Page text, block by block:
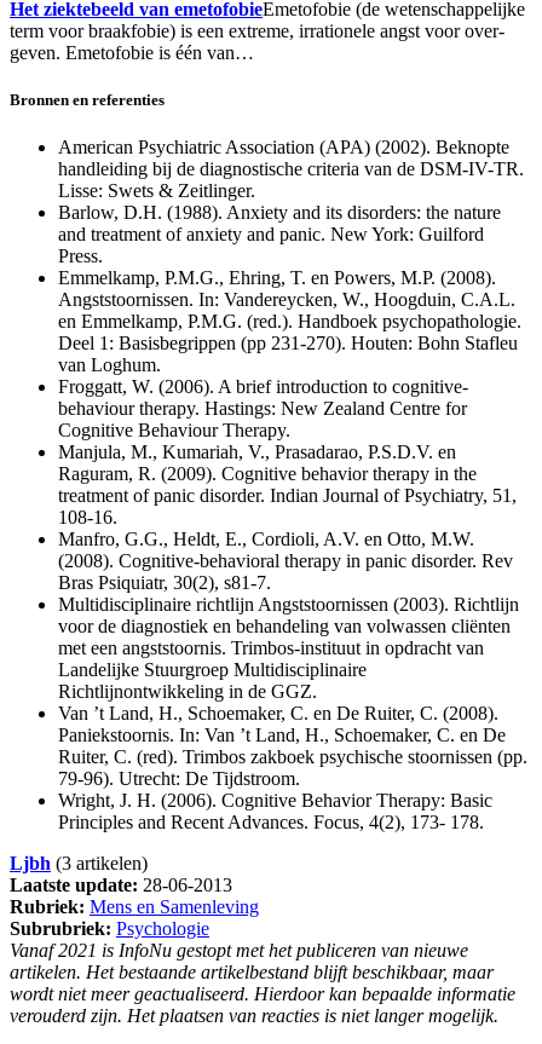
Het ziektebeeld van emetofobieEmetofobie (de wetenschappelijke
term voor braakfobie) is een extreme, irrationele angst voor over-
geven. Emetofobie is één van…
Bronnen en referenties
American Psychiatric Association (APA) (2002). Beknopte
handleiding bij de diagnostische criteria van de DSM-IV-TR.
Lisse: Swets & Zeitlinger.
Barlow, D.H. (1988). Anxiety and its disorders: the nature
and treatment of anxiety and panic. New York: Guilford
Press.
Emmelkamp, P.M.G., Ehring, T. en Powers, M.P. (2008).
Angststoornissen. In: Vandereycken, W., Hoogduin, C.A.L.
en Emmelkamp, P.M.G. (red.). Handboek psychopathologie.
Deel 1: Basisbegrippen (pp 231-270). Houten: Bohn Stafleu
van Loghum.
Froggatt, W. (2006). A brief introduction to cognitive-
behaviour therapy. Hastings: New Zealand Centre for
Cognitive Behaviour Therapy.
Manjula, M., Kumariah, V., Prasadarao, P.S.D.V. en
Raguram, R. (2009). Cognitive behavior therapy in the
treatment of panic disorder. Indian Journal of Psychiatry, 51,
108-16.
Manfro, G.G., Heldt, E., Cordioli, A.V. en Otto, M.W.
(2008). Cognitive-behavioral therapy in panic disorder. Rev
Bras Psiquiatr, 30(2), s81-7.
Multidisciplinaire richtlijn Angststoornissen (2003). Richtlijn
voor de diagnostiek en behandeling van volwassen cliënten
met een angststoornis. Trimbos-instituut in opdracht van
Landelijke Stuurgroep Multidisciplinaire
Richtlijnontwikkeling in de GGZ.
Van ’t Land, H., Schoemaker, C. en De Ruiter, C. (2008).
Paniekstoornis. In: Van ’t Land, H., Schoemaker, C. en De
Ruiter, C. (red). Trimbos zakboek psychische stoornissen (pp.
79-96). Utrecht: De Tijdstroom.
Wright, J. H. (2006). Cognitive Behavior Therapy: Basic
Principles and Recent Advances. Focus, 4(2), 173- 178.
Ljbh (3 artikelen)
Laatste update: 28-06-2013
Rubriek: Mens en Samenleving
Subrubriek: Psychologie
Vanaf 2021 is InfoNu gestopt met het publiceren van nieuwe
artikelen. Het bestaande artikelbestand blijft beschikbaar, maar
wordt niet meer geactualiseerd. Hierdoor kan bepaalde informatie
verouderd zijn. Het plaatsen van reacties is niet langer mogelijk.